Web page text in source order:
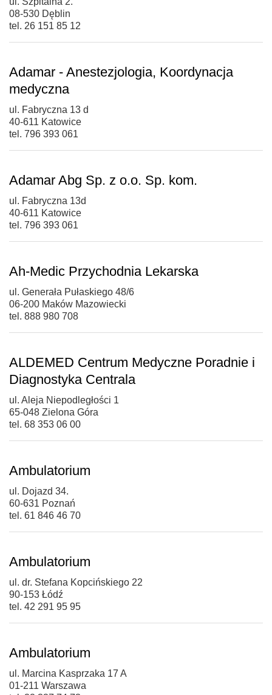
08-530 Dęblin
tel. 26 151 85 12
Adamar - Anestezjologia, Koordynacja
medyczna
ul. Fabryczna 13 d
40-611 Katowice
tel. 796 393 061
Adamar Abg Sp. z o.o. Sp. kom.
ul. Fabryczna 13d
40-611 Katowice
tel. 796 393 061
Ah-Medic Przychodnia Lekarska
ul. Generała Pułaskiego 48/6
06-200 Maków Mazowiecki
tel. 888 980 708
ALDEMED Centrum Medyczne Poradnie i
Diagnostyka Centrala
ul. Aleja Niepodległości 1
65-048 Zielona Góra
tel. 68 353 06 00
Ambulatorium
ul. Dojazd 34.
60-631 Poznań
tel. 61 846 46 70
Ambulatorium
ul. dr. Stefana Kopcińskiego 22
90-153 Łódź
tel. 42 291 95 95
Ambulatorium
ul. Marcina Kasprzaka 17 A
01-211 Warszawa